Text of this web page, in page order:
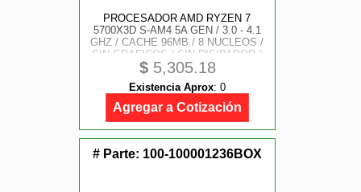
PROCESADOR AMD RYZEN 7
5700X3D S-AM4 5A GEN / 3.0 - 4.1
GHZ / CACHE 96MB / 8 NUCLEOS /
SIN GRAFICOS / SIN DISIPADOR /
GAME ALTO
$5,305.18
Existencia Aprox: 0
Agregar a Cotización
# Parte: 100-100001236BOX